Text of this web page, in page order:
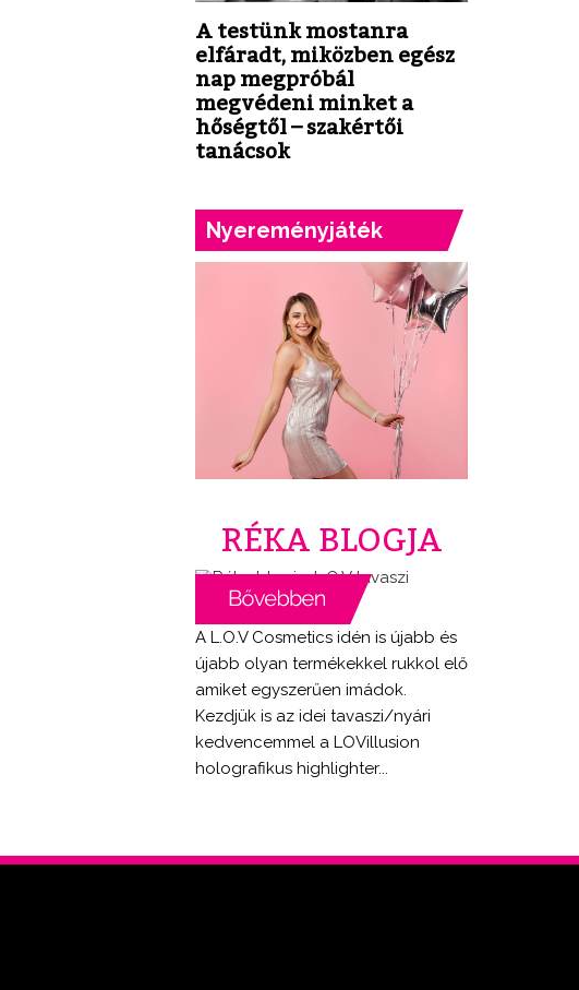
A testünk mostanra
elfáradt, miközben egész
nap megpróbál
megvédeni minket a
hőségtől – szakértői
tanácsok
Nyereményjáték
RÉKA BLOGJA
A L.O.V Cosmetics idén is újabb és
újabb olyan termékekkel rukkol elő
amiket egyszerűen imádok.
Kezdjük is az idei tavaszi/nyári
kedvencemmel a LOVillusion
holografikus highlighter...